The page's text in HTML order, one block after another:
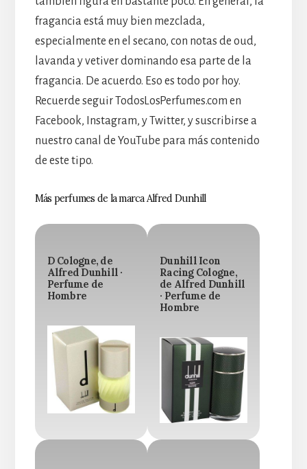
fragancia está muy bien mezclada,
especialmente en el secano, con notas de oud,
lavanda y vetiver dominando esa parte de la
fragancia. De acuerdo. Eso es todo por hoy.
Recuerde seguir TodosLosPerfumes.com en
Facebook, Instagram, y Twitter, y suscribirse a
nuestro canal de YouTube para más contenido
de este tipo.
Más perfumes de la marca Alfred Dunhill
D Cologne, de
Alfred Dunhill ·
Perfume de
Hombre
Dunhill Icon
Racing Cologne,
de Alfred Dunhill
· Perfume de
Hombre